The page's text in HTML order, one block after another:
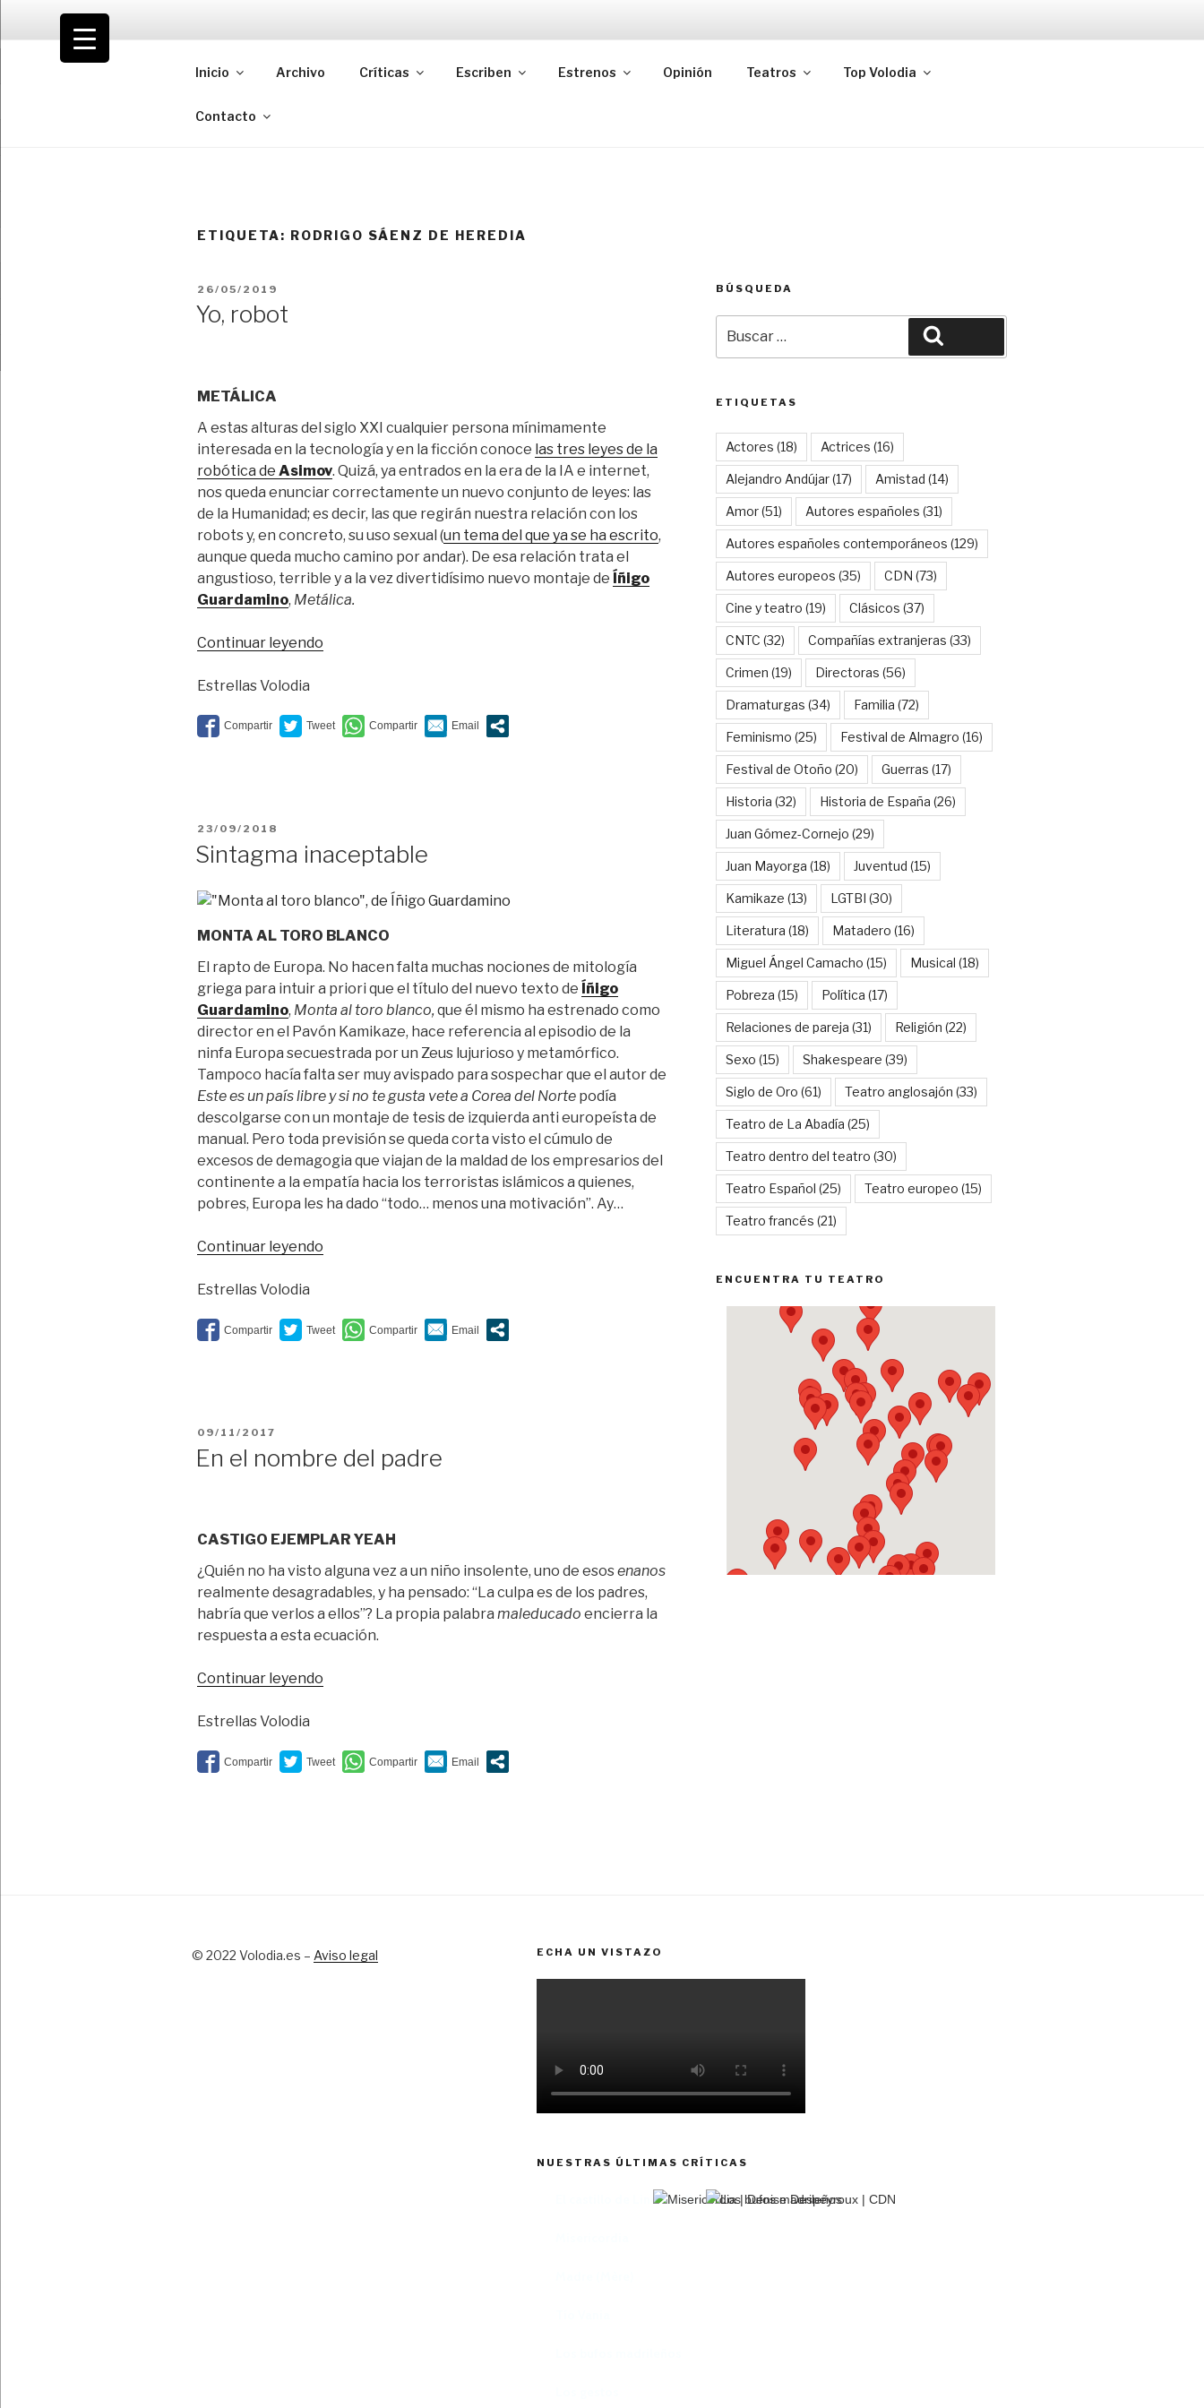
contenido
VOLODIA
Inicio Archivo Críticas Escriben Estrenos Opinión Teatros Top Volodia
Contacto
ETIQUETA: RODRIGO SÁENZ DE HEREDIA
PUBLICADO
26/05/2019
Yo, robot
METÁLICA
A estas alturas del siglo XXI cualquier persona mínimamente
interesada en la tecnología y en la ficción conoce las tres leyes de la
robótica de Asimov. Quizá, ya entrados en la era de la IA e internet,
nos queda enunciar correctamente un nuevo conjunto de leyes: las
de la Humanidad; es decir, las que regirán nuestra relación con los
robots y, en concreto, su uso sexual (un tema del que ya se ha escrito,
aunque queda mucho camino por andar). De esa relación trata el
angustioso, terrible y a la vez divertidísimo nuevo montaje de Íñigo
Guardamino, Metálica.
Continuar leyendo
Estrellas Volodia
PUBLICADO
23/09/2018
Sintagma inaceptable
MONTA AL TORO BLANCO
El rapto de Europa. No hacen falta muchas nociones de mitología
griega para intuir a priori que el título del nuevo texto de Íñigo
Guardamino, Monta al toro blanco, que él mismo ha estrenado como
director en el Pavón Kamikaze, hace referencia al episodio de la
ninfa Europa secuestrada por un Zeus lujurioso y metamórfico.
Tampoco hacía falta ser muy avispado para sospechar que el autor de
Este es un país libre y si no te gusta vete a Corea del Norte podía
descolgarse con un montaje de tesis de izquierda anti europeísta de
manual. Pero toda previsión se queda corta visto el cúmulo de
excesos de demagogia que viajan de la maldad de los empresarios del
continente a la empatía hacia los terroristas islámicos a quienes,
pobres, Europa les ha dado “todo… menos una motivación”. Ay…
Continuar leyendo
Estrellas Volodia
PUBLICADO
09/11/2017
En el nombre del padre
CASTIGO EJEMPLAR YEAH
¿Quién no ha visto alguna vez a un niño insolente, uno de esosenanos
realmente desagradables, y ha pensado: “La culpa es de los padres,
habría que verlos a ellos”? La propia palabra maleducado encierra la
respuesta a esta ecuación.
Continuar leyendo
padre”
Estrellas Volodia
BÚSQUEDA
por:
ETIQUETAS
Actores (18) Actrices (16)
Alejandro Andújar(17) Amistad (14)
Amor(51) Autores españoles (31)
Autores españoles contemporáneos (129)
Autores europeos (35) CDN (73)
Cine y teatro (19) Clásicos (37)
CNTC (32) Compañías extranjeras (33)
Crimen (19) Directoras (56)
Dramaturgas (34) Familia (72)
Feminismo (25) Festival de Almagro (16)
Festival de Otoño (20) Guerras (17)
Historia (32) Historia de España (26)
Juan Gómez-Cornejo (29)
Juan Mayorga (18) Juventud (15)
Kamikaze (13) LGTBI (30)
Literatura (18) Matadero (16)
Miguel Ángel Camacho (15) Musical (18)
Pobreza (15) Política (17)
Relaciones de pareja (31) Religión (22)
Sexo (15) Shakespeare (39)
Siglo de Oro (61) Teatro anglosajón (33)
Teatro de La Abadía (25)
Teatro dentro del teatro (30)
Teatro Español (25) Teatro europeo (15)
Teatro francés (21)
ENCUENTRA TU TEATRO
© 2022 Volodia.es – Aviso legal ECHA UN VISTAZO
NUESTRAS ÚLTIMAS CRÍTICAS
El castillo de Lindabridis